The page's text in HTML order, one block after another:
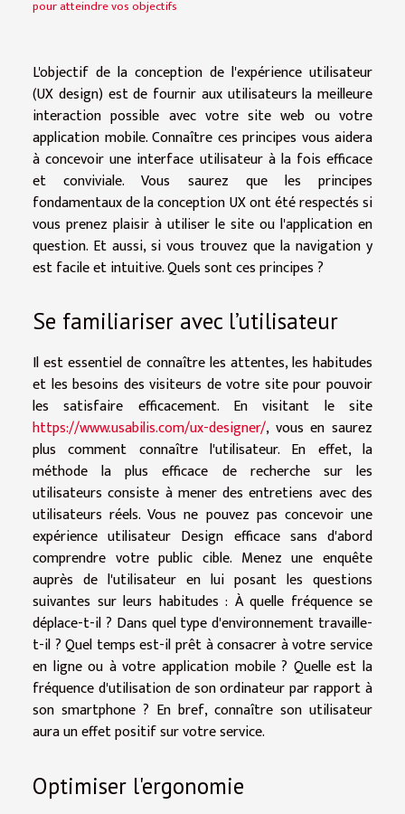
pour atteindre vos objectifs
L'objectif de la conception de l'expérience utilisateur
(UX design) est de fournir aux utilisateurs la meilleure
interaction possible avec votre site web ou votre
application mobile. Connaître ces principes vous aidera
à concevoir une interface utilisateur à la fois efficace
et conviviale. Vous saurez que les principes
fondamentaux de la conception UX ont été respectés si
vous prenez plaisir à utiliser le site ou l'application en
question. Et aussi, si vous trouvez que la navigation y
est facile et intuitive. Quels sont ces principes ?
Se familiariser avec l’utilisateur
Il est essentiel de connaître les attentes, les habitudes
et les besoins des visiteurs de votre site pour pouvoir
les satisfaire efficacement. En visitant le site
https://www.usabilis.com/ux-designer/, vous en saurez
plus comment connaître l'utilisateur. En effet, la
méthode la plus efficace de recherche sur les
utilisateurs consiste à mener des entretiens avec des
utilisateurs réels. Vous ne pouvez pas concevoir une
expérience utilisateur Design efficace sans d'abord
comprendre votre public cible. Menez une enquête
auprès de l'utilisateur en lui posant les questions
suivantes sur leurs habitudes : À quelle fréquence se
déplace-t-il ? Dans quel type d'environnement travaille-
t-il ? Quel temps est-il prêt à consacrer à votre service
en ligne ou à votre application mobile ? Quelle est la
fréquence d'utilisation de son ordinateur par rapport à
son smartphone ? En bref, connaître son utilisateur
aura un effet positif sur votre service.
Optimiser l'ergonomie